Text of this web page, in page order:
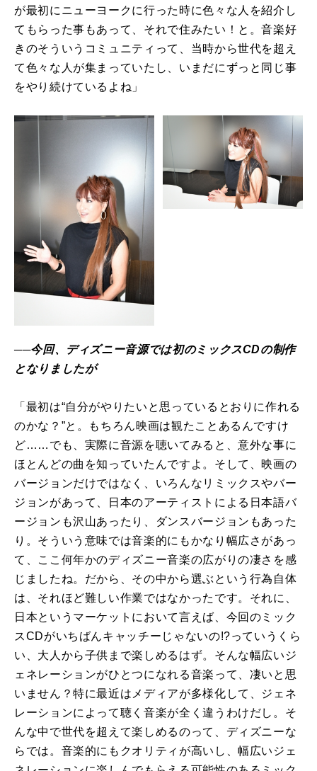
が最初にニューヨークに行った時に色々な人を紹介し
てもらった事もあって、それで住みたい！と。音楽好
きのそういうコミュニティって、当時から世代を超え
て色々な人が集まっていたし、いまだにずっと同じ事
をやり続けているよね」
──今回、ディズニー音源では初のミックスCDの制作
となりましたが
「最初は“自分がやりたいと思っているとおりに作れる
のかな？”と。もちろん映画は観たことあるんですけ
ど……でも、実際に音源を聴いてみると、意外な事に
ほとんどの曲を知っていたんですよ。そして、映画の
バージョンだけではなく、いろんなリミックスやバー
ジョンがあって、日本のアーティストによる日本語バ
ージョンも沢山あったり、ダンスバージョンもあった
り。そういう意味では音楽的にもかなり幅広さがあっ
て、ここ何年かのディズニー音楽の広がりの凄さを感
じましたね。だから、その中から選ぶという行為自体
は、それほど難しい作業ではなかったです。それに、
日本というマーケットにおいて言えば、今回のミック
スCDがいちばんキャッチーじゃないの!?っていうくら
い、大人から子供まで楽しめるはず。そんな幅広いジ
ェネレーションがひとつになれる音楽って、凄いと思
いません？特に最近はメディアが多様化して、ジェネ
レーションによって聴く音楽が全く違うわけだし。そ
んな中で世代を超えて楽しめるのって、ディズニーな
らでは。音楽的にもクオリティが高いし、幅広いジェ